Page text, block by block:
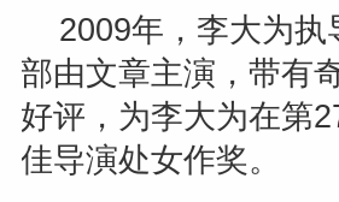
2009年，李大为执
部由文章主演，带有
好评，为李大为在第
佳导演处女作奖。